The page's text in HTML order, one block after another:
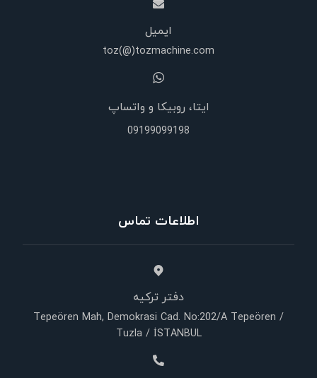
ایمیل
toz(@)tozmachine.com
ایتا، روبیکا و واتساپ
09199099198
اطلاعات تماس
دفتر ترکیه
Tepeören Mah, Demokrasi Cad. No:202/A Tepeören /
Tuzla / İSTANBUL